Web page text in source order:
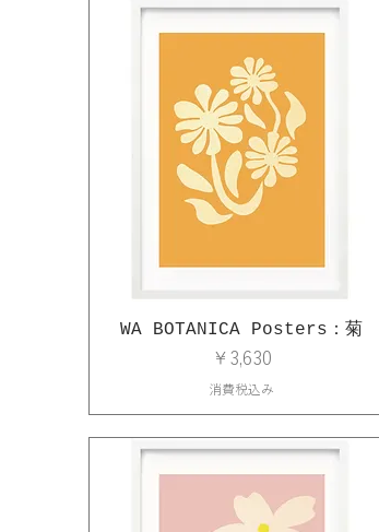
WA BOTANICA Posters：菊
価格
￥3,630
消費税込み